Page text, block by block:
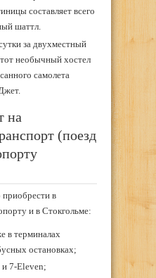
составляет всего
шаттл.
за двухместный
необычный хостел
самолета
на
(поезд
в
и в Стокгольме:
в терминалах
остановках;
и 7-Eleven;